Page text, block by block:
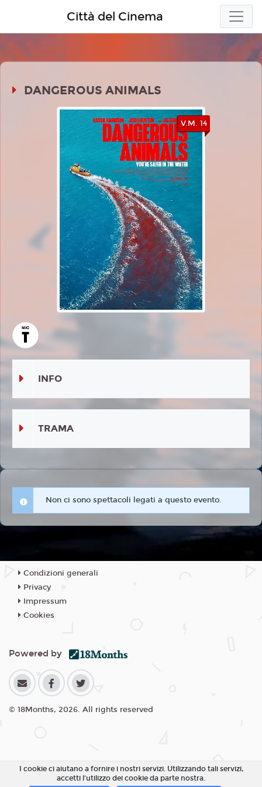
Città del Cinema
DANGEROUS ANIMALS
V.M. 14
INFO
TRAMA
Non ci sono spettacoli legati a questo evento.
Condizioni generali
Privacy
Impressum
Cookies
Powered by
© 18Months, 2026. All rights reserved
I cookie ci aiutano a fornire i nostri servizi. Utilizzando tali servizi,
accetti l'utilizzo dei cookie da parte nostra.